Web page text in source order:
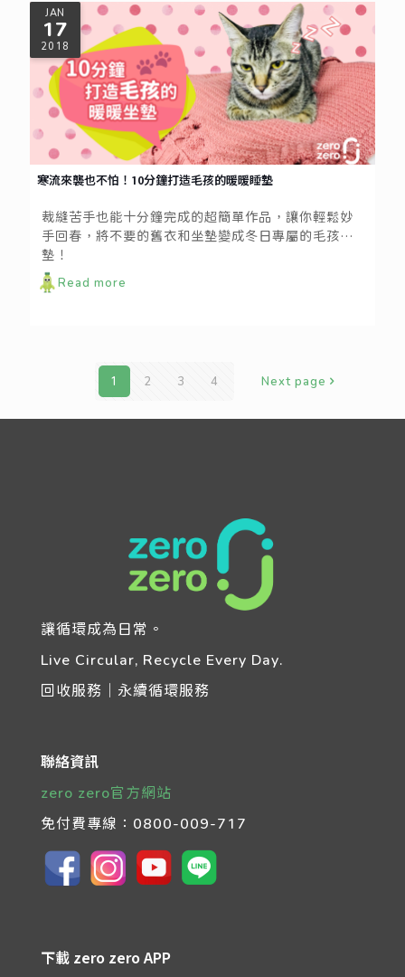
JAN
17
2018
寒流來襲也不怕！10分鐘打造毛孩的暖暖睡墊
裁縫苦手也能十分鐘完成的超簡單作品，讓你輕鬆妙
手回春，將不要的舊衣和坐墊變成冬日專屬的毛孩睡
墊！
Read more
1 2 3 4 Next page
讓循環成為日常。
Live Circular, Recycle Every Day.
回收服務｜永續循環服務
聯絡資訊
zero zero官方網站
免付費專線： 0800-009-717
下載 zero zero APP